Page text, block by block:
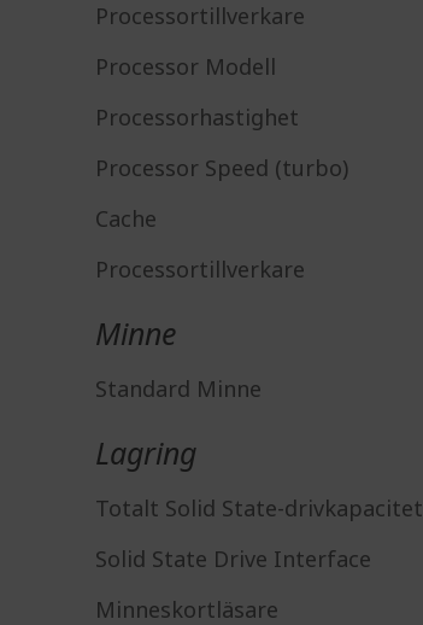
Processortillverkare
Processor Modell
Processorhastighet
Processor Speed (turbo)
Cache
Processortillverkare
Minne
Standard Minne
Lagring
Totalt Solid State-drivkapacitet
Solid State Drive Interface
Minneskortläsare